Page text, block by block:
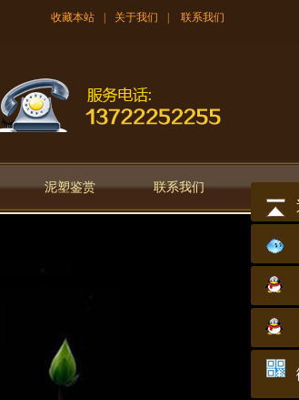
收藏本站 关于我们 联系我们
泥塑鉴赏 联系我们